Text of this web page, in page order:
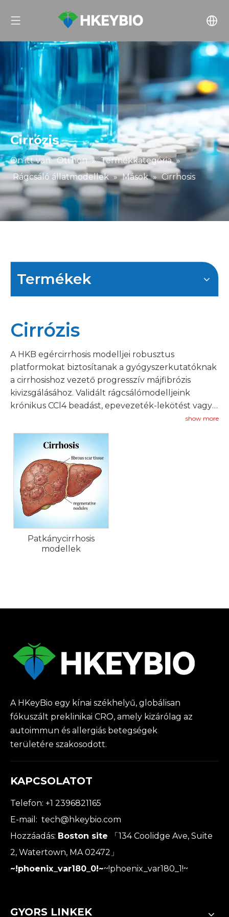
Cirrózis
Ön itt van: Otthon » Termékkategória »
Rágcsáló állatmodellek » Mások » Cirrhosis
Termékek
Cirrózis
A HKB egércirrhosis modelljei robusztus
platformokat biztosítanak a gyógyszerkutatóknak
a cirrhosishoz vezető progresszív májfibrózis
kivizsgálásához. Validált rágcsálómodelljeink
krónikus CCl4 beadást, epevezeték-lekötést vagy
MCD diétás táplálást alkalmaznak a cirrhosis
kulcsfontosságú jellemzőinek megismétlésére,
beleértve a kiterjedt fibrózist, a göbös
regenerációt és a hepatocelluláris diszfunkciót.
show more
Patkánycirrhosis
modellek
A HKeyBio egy kínai székhelyű, globálisan
fókuszált preklinikai CRO, amely kizárólag az
autoimmun és allergiás betegségek
területére szakosodott.
KAPCSOLATOT
Telefon: +1 2396821165
E-mail: tech@hkeybio.com
Hozzáadás: Boston site
「134 Coolidge Ave, Suite
2, Watertown, MA 02472」
~!phoenix_var180_0!~~!phoenix_var180_1!~
GYORS LINKEK